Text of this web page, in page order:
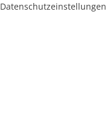
Datenschutzeinstellungen